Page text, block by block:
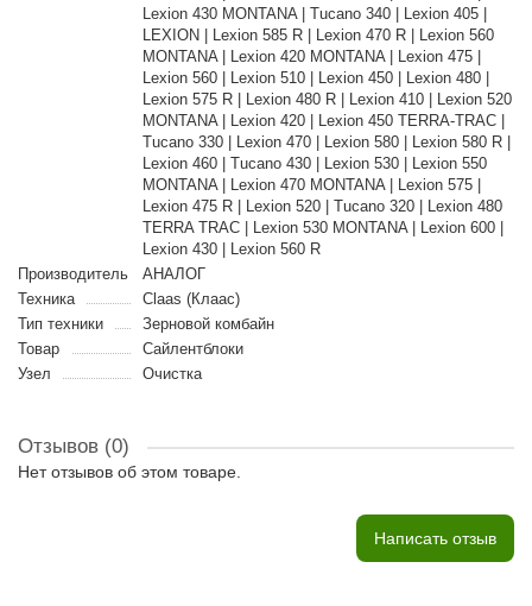
Lexion 430 MONTANA | Tucano 340 | Lexion 405 |
LEXION | Lexion 585 R | Lexion 470 R | Lexion 560
MONTANA | Lexion 420 MONTANA | Lexion 475 |
Lexion 560 | Lexion 510 | Lexion 450 | Lexion 480 |
Lexion 575 R | Lexion 480 R | Lexion 410 | Lexion 520
MONTANA | Lexion 420 | Lexion 450 TERRA-TRAC |
Tucano 330 | Lexion 470 | Lexion 580 | Lexion 580 R |
Lexion 460 | Tucano 430 | Lexion 530 | Lexion 550
MONTANA | Lexion 470 MONTANA | Lexion 575 |
Lexion 475 R | Lexion 520 | Tucano 320 | Lexion 480
TERRA TRAC | Lexion 530 MONTANA | Lexion 600 |
Lexion 430 | Lexion 560 R
Производитель
АНАЛОГ
Техника
Claas (Клаас)
Тип техники
Зерновой комбайн
Товар
Сайлентблоки
Узел
Очистка
Отзывов (0)
Нет отзывов об этом товаре.
Написать отзыв